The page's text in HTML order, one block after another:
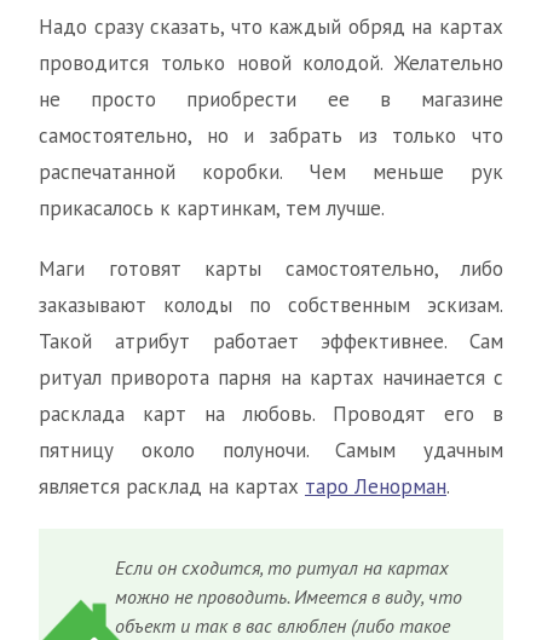
Надо сразу сказать, что каждый обряд на картах
проводится только новой колодой. Желательно
не просто приобрести ее в магазине
самостоятельно, но и забрать из только что
распечатанной коробки. Чем меньше рук
прикасалось к картинкам, тем лучше.
Маги готовят карты самостоятельно, либо
заказывают колоды по собственным эскизам.
Такой атрибут работает эффективнее. Сам
ритуал приворота парня на картах начинается с
расклада карт на любовь. Проводят его в
пятницу около полуночи. Самым удачным
является расклад на картах таро Ленорман.
Если он сходится, то ритуал на картах
можно не проводить. Имеется в виду, что
объект и так в вас влюблен (либо такое